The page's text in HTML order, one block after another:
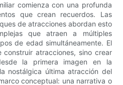
comienza con una profunda
que crean recuerdos. Las
de atracciones abordan esto
que atraen a múltiples
de edad simultáneamente. El
construir atracciones, sino crear
la primera imagen en la
nostálgica última atracción del
conceptual: una narrativa o